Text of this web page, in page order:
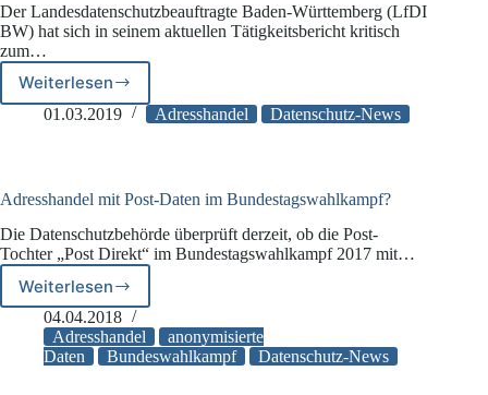
Der Landesdatenschutzbeauftragte Baden-Württemberg (LfDI
BW) hat sich in seinem aktuellen Tätigkeitsbericht kritisch
zum…
WeiterlesenAdresshandel:
kein
01.03.2019 Adresshandel Datenschutz-News
Adresshandel mit Post-Daten im Bundestagswahlkampf?
Die Datenschutzbehörde überprüft derzeit, ob die Post-
Tochter „Post Direkt“ im Bundestagswahlkampf 2017 mit…
WeiterlesenAdresshandel
mit
Post-
Daten
04.04.2018
Adresshandel
anonymisierte
Daten
Bundeswahlkampf Datenschutz-News